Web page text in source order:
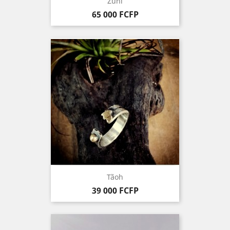
Prix
65 000 FCFP
Tãoh
Prix
39 000 FCFP